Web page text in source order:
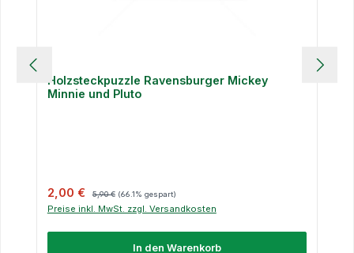
Holzsteckpuzzle Ravensburger Mickey
Minnie und Pluto
Verkaufspreis:
2,00 € 5,90 € (66.1% gespart)
Preise inkl. MwSt. zzgl. Versandkosten
In den Warenkorb